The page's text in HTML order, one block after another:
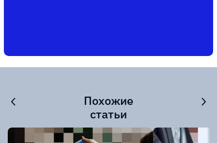
Похожие
статьи